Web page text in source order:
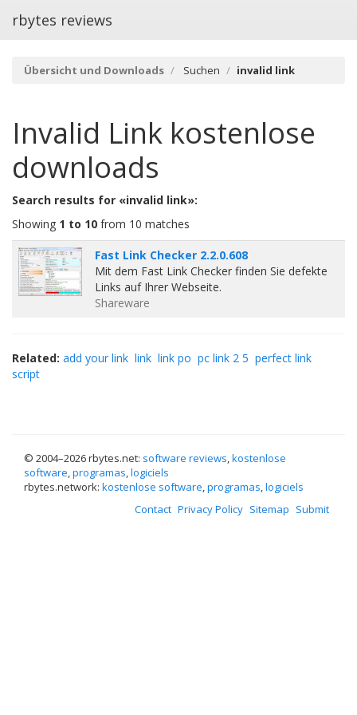
rbytes reviews
Übersicht und Downloads Suchen invalid link
Invalid Link kostenlose
downloads
Search results for «invalid link»:
Showing 1 to 10 from 10 matches
Fast Link Checker 2.2.0.608
Mit dem Fast Link Checker finden Sie defekte
Links auf Ihrer Webseite.
Shareware
Related: add your link link link po pc link 2 5 perfect link
script
© 2004–2026 rbytes.net: software reviews,kostenlose
software,programas,logiciels
rbytes.network: kostenlose software,programas,logiciels
Contact Privacy Policy Sitemap Submit